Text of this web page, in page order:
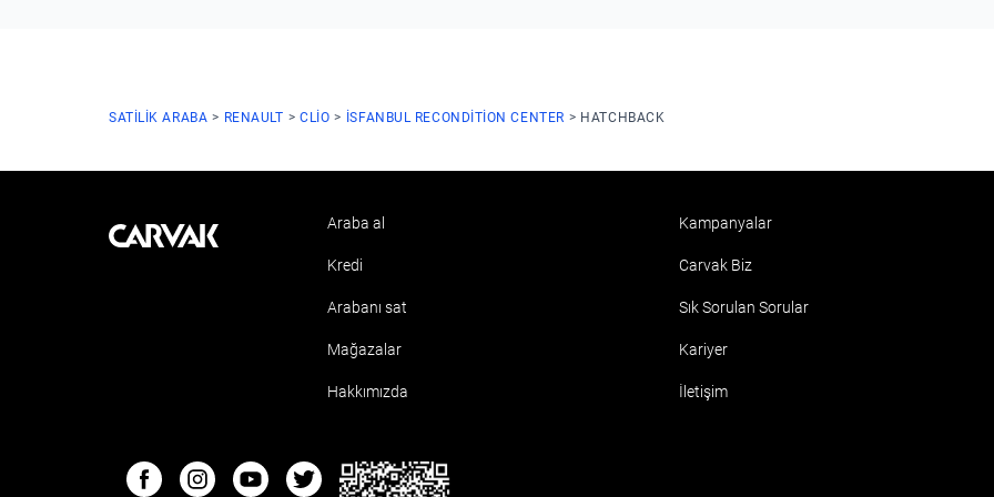
SATILIK ARABA RENAULT CLIO ISFANBUL RECONDITION CENTER HATCHBACK
Kavak Araba al
Kredi
Arabanı sat
Mağazalar
Hakkımızda
Kampanyalar
Carvak Biz
Sık Sorulan Sorular
Kariyer
İletişim
FacebookInstagramYoutubeTwitter
ETBIS